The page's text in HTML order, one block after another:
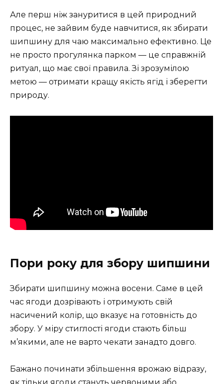
Але перш ніж зануритися в цей природний
процес, не зайвим буде навчитися, як збирати
шипшину для чаю максимально ефективно. Це
не просто прогулянка парком — це справжній
ритуал, що має свої правила. Зі зрозумілою
метою — отримати кращу якість ягід і зберегти
природу.
Пори року для збору шипшини
Збирати шипшину можна восени. Саме в цей
час ягоди дозрівають і отримують свій
насичений колір, що вказує на готовність до
збору. У міру стиглості ягоди стають більш
м’якими, але не варто чекати занадто довго.
Бажано починати збільшення врожаю відразу,